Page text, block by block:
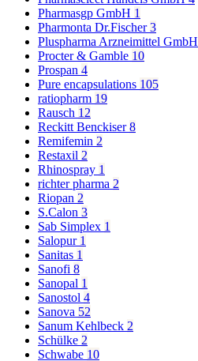
Pharmasgp GmbH 1
Pharmonta Dr.Fischer3
Pluspharma Arzneimittel GmbH
Procter & Gamble 10
Prospan 4
Pure encapsulations 105
ratiopharm 19
Rausch 12
Reckitt Benckiser8
Remifemin 2
Restaxil 2
Rhinospray 1
richter pharma 2
Riopan 2
S.Calon 3
Sab Simplex 1
Salopur 1
Sanitas 1
Sanofi 8
Sanopal 1
Sanostol 4
Sanova 52
Sanum Kehlbeck 2
Schülke 2
Schwabe 10